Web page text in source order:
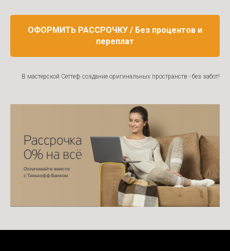
ОФОРМИТЬ РАССРОЧКУ / Без процентов и
переплат
В мастерской Сеттеф создание оригинальных пространств - без забот!